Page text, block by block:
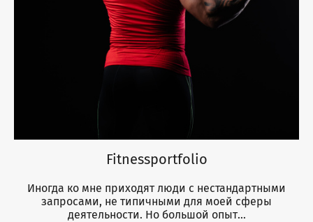
Fitnessportfolio
Иногда ко мне приходят люди с нестандартными
запросами, не типичными для моей сферы
деятельности. Но большой опыт...